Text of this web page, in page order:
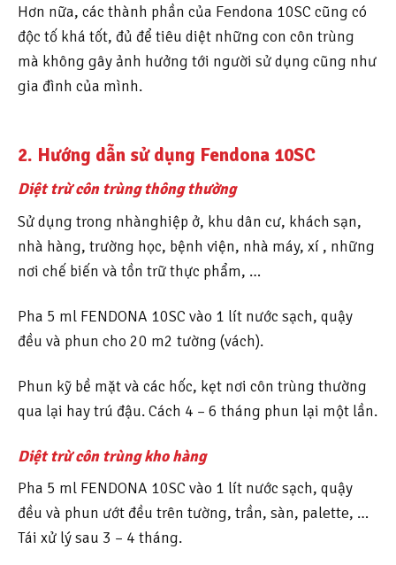
Hơn nữa, các thành phần của Fendona 10SC cũng có
độc tố khá tốt, đủ để tiêu diệt những con côn trùng
mà không gây ảnh hưởng tới người sử dụng cũng như
gia đình của mình.
2. Hướng dẫn sử dụng Fendona 10SC
Diệt trừ côn trùng thông thường
Sử dụng trong nhànghiệp ở, khu dân cư, khách sạn,
nhà hàng, trường học, bệnh viện, nhà máy, xí , những
nơi chế biến và tồn trữ thực phẩm, …
Pha 5 ml FENDONA 10SC vào 1 lít nước sạch, quậy
đều và phun cho 20 m2 tường (vách).
Phun kỹ bề mặt và các hốc, kẹt nơi côn trùng thường
qua lại hay trú đậu. Cách 4 – 6 tháng phun lại một lần.
Diệt trừ côn trùng kho hàng
Pha 5 ml FENDONA 10SC vào 1 lít nước sạch, quậy
đều và phun ướt đều trên tường, trần, sàn, palette, …
Tái xử lý sau 3 – 4 tháng.